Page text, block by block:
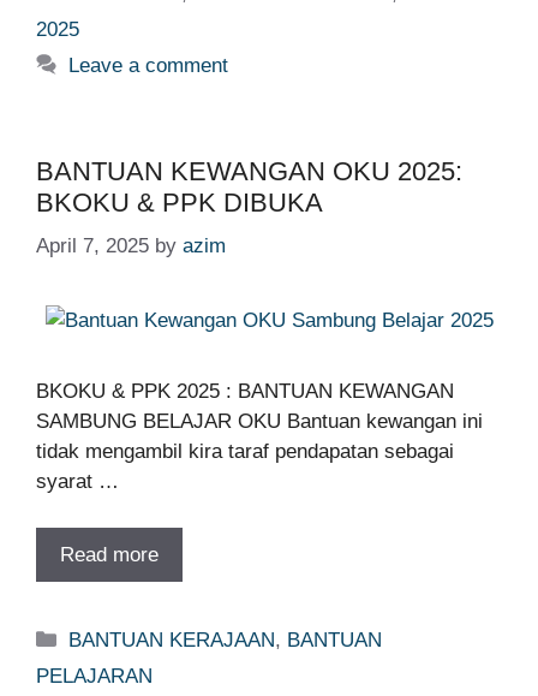
2025
Leave a comment
BANTUAN KEWANGAN OKU 2025:
BKOKU & PPK DIBUKA
April 7, 2025 by azim
BKOKU & PPK 2025 : BANTUAN KEWANGAN
SAMBUNG BELAJAR OKU Bantuan kewangan ini
tidak mengambil kira taraf pendapatan sebagai
syarat …
Read more
Categories
BANTUAN KERAJAAN, BANTUAN
PELAJARAN